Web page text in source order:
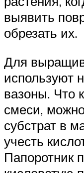
выявить
обрезать их.
Для
используют
вазоны. Что
смеси,
субстрат в
учесть
Папоротник